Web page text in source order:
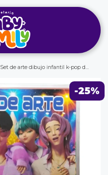
Set de arte dibujo infantil k-pop demon hunter saja boys 2
-25%